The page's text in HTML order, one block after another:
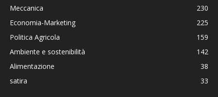
Meccanica
230
Economia-Marketing
225
Politica Agricola
159
Ambiente e sostenibilità
142
Alimentazione
38
satira
33